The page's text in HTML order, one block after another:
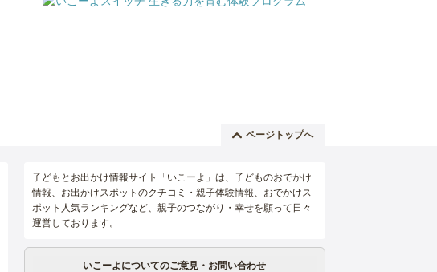
ページトップへ
子どもとお出かけ情報サイト「いこーよ」は、子どものおでかけ
情報、お出かけスポットのクチコミ・親子体験情報、おでかけス
ポット人気ランキングなど、親子のつながり・幸せを願って日々
運営しております。
いこーよについてのご意見・お問い合わせ